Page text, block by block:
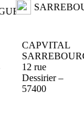
CAPVITAL
12 rue
Dessirier –
57400